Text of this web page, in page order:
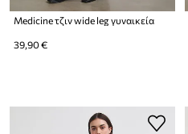
Medicine τζιν wide leg γυναικεία
39,90 €